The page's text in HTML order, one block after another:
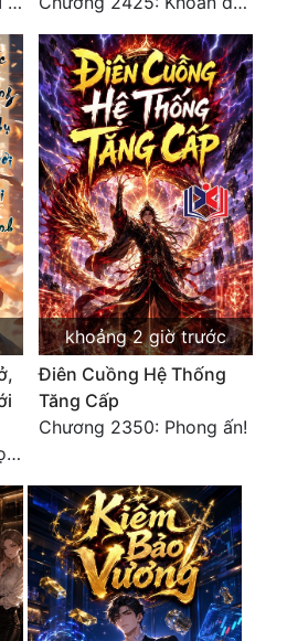
Chương 400: Mọi hy vọng đặt trên Tô Mặc!
khoảng 2 giờ trước
Điên Cuồng Hệ Thống
Tăng Cấp
Chương 2350: Phong ấn!